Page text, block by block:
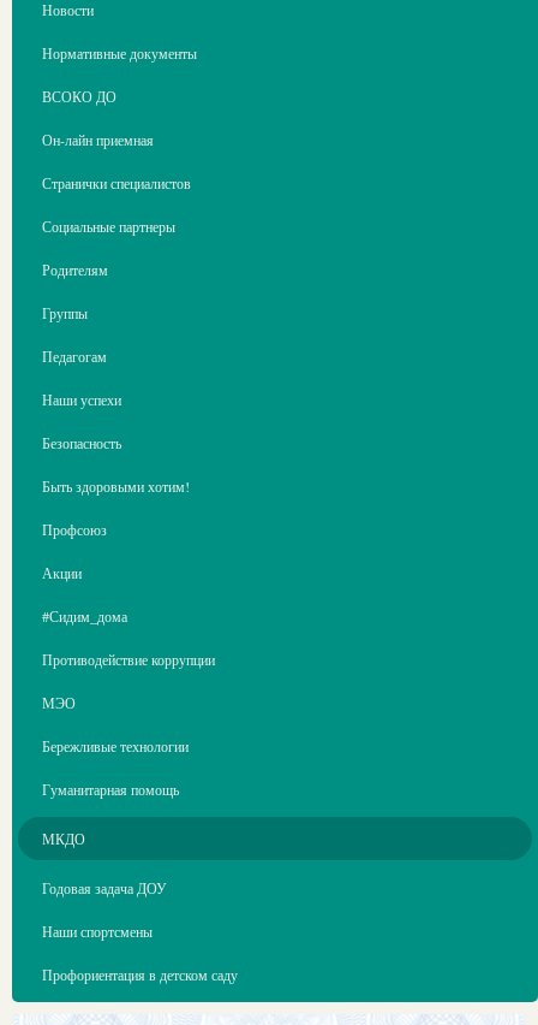
Новости
Нормативные документы
ВСОКО ДО
Он-лайн приемная
Странички специалистов
Социальные партнеры
Родителям
Группы
Педагогам
Наши успехи
Безопасность
Быть здоровыми хотим!
Профсоюз
Акции
#Сидим_дома
Противодействие коррупции
МЭО
Бережливые технологии
Гуманитарная помощь
МКДО
Годовая задача ДОУ
Наши спортсмены
Профориентация в детском саду